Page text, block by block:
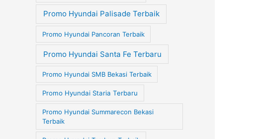
Promo Hyundai Palisade Terbaik
Promo Hyundai Pancoran Terbaik
Promo Hyundai Santa Fe Terbaru
Promo Hyundai SMB Bekasi Terbaik
Promo Hyundai Staria Terbaru
Promo Hyundai Summarecon Bekasi
Terbaik